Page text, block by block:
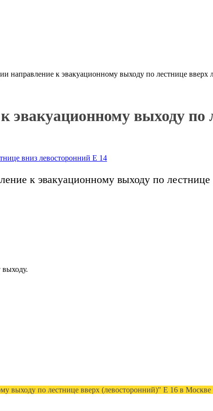
направление к эвакуационному выходу по лестнице вверх
эвакуационному выходу по
к эвакуационному выходу по
выходу по лестнице вверх (левосторонний)" Е 16 в Москве